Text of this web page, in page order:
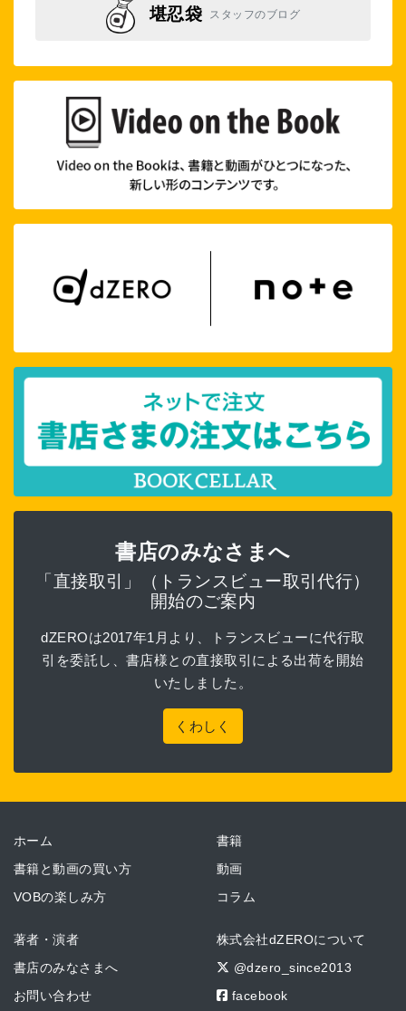
堪忍袋 スタッフのブログ
書店のみなさまへ
「直接取引」（トランスビュー取引代行）
開始のご案内
dZEROは2017年1月より、トランスビューに代行取
引を委託し、書店様との直接取引による出荷を開始
いたしました。
くわしく
ホーム
書籍と動画の買い方
VOBの楽しみ方
書籍
動画
コラム
著者・演者
書店のみなさまへ
お問い合わせ
株式会社dZEROについて
@dzero_since2013
facebook